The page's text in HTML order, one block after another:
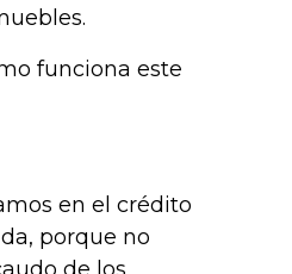
funciona este
en el crédito
porque no